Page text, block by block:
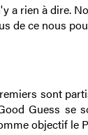
a rien à dire.
de ce nous
sont
Guess se
objectif le